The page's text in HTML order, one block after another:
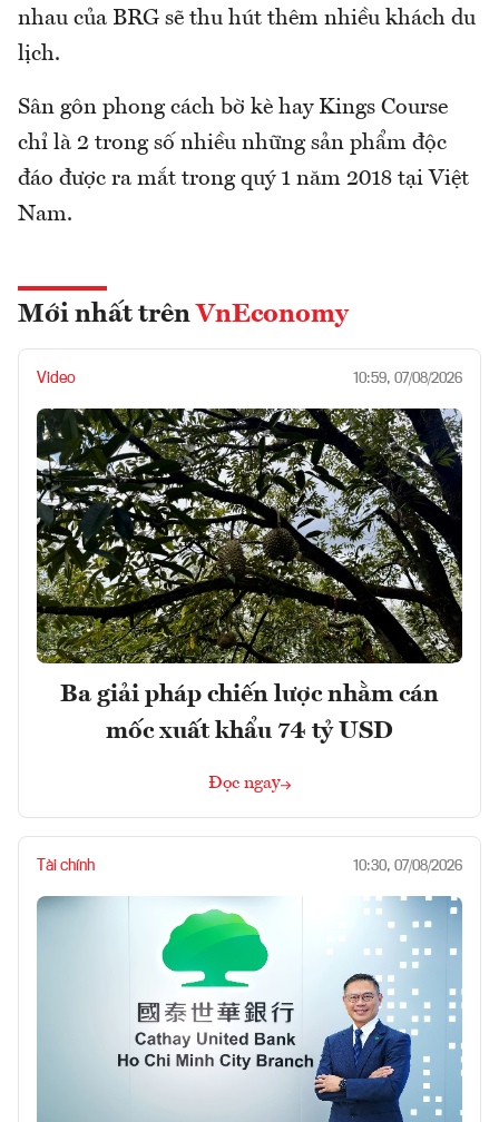
nhau của BRG sẽ thu hút thêm nhiều khách du
lịch.
Sân gôn phong cách bờ kè hay Kings Course
chỉ là 2 trong số nhiều những sản phẩm độc
đáo được ra mắt trong quý 1 năm 2018 tại Việt
Nam.
Mới nhất trên VnEconomy
Video 10:59, 07/08/2026
Ba giải pháp chiến lược nhằm cán
mốc xuất khẩu 74 tỷ USD
Đọc ngay
Tài chính 10:30, 07/08/2026